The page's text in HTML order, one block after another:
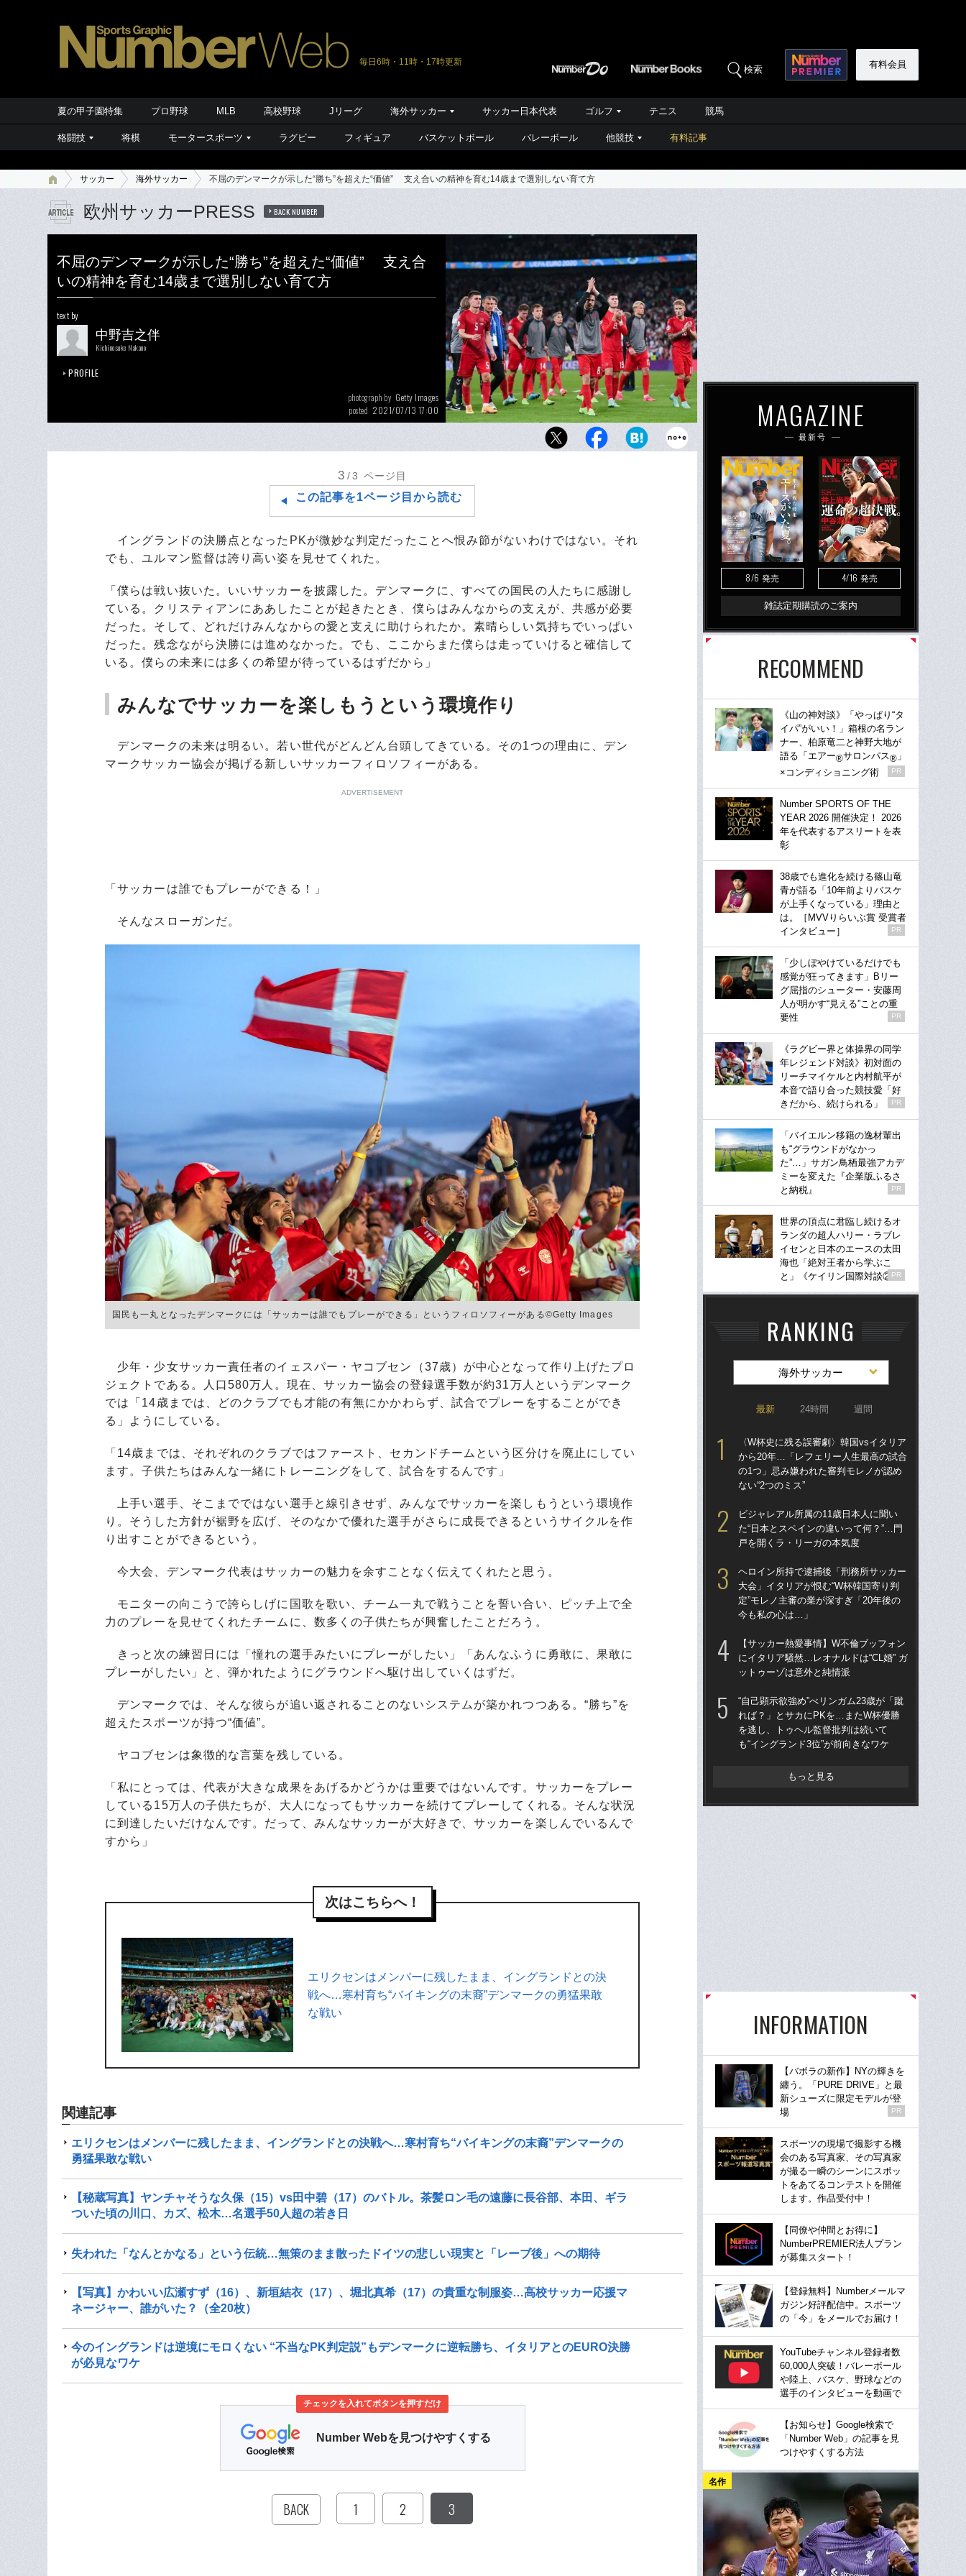
毎日6時・11時・17時更新
検索 有料会員
夏の甲子園特集 プロ野球 MLB 高校野球 Jリーグ 海外サッカー サッカー日本代表 ゴルフ テニス 競馬
格闘技 将棋 モータースポーツ ラグビー フィギュア バスケットボール バレーボール 他競技 有料記事
サッカー 海外サッカー 不屈のデンマークが示した“勝ち”を超えた“価値” 支え合いの精神を育む14歳まで選別しない育て方
欧州サッカーPRESS BACK NUMBER
不屈のデンマークが示した“勝ち”を超えた“価値” 支え合
いの精神を育む14歳まで選別しない育て方
text by
中野吉之伴
Kichinosuke Nakano
PROFILE
photograph by Getty Images
posted 2021/07/13 17:00
イングランドに敗れベスト4に終わったデンマーク。しか
3 /3 ページ目
この記事を1ページ目から読む
イングランドの決勝点となったPKが微妙な判定だったことへ恨み節がないわけではない。それ
でも、ユルマン監督は誇り高い姿を見せてくれた。
「僕らは戦い抜いた。いいサッカーを披露した。デンマークに、すべての国民の人たちに感謝し
ている。クリスティアンにああしたことが起きたとき、僕らはみんなからの支えが、共感が必要
だった。そして、どれだけみんなからの愛と支えに助けられたか。素晴らしい気持ちでいっぱい
だった。残念ながら決勝には進めなかった。でも、ここからまた僕らは走っていけると確信して
いる。僕らの未来には多くの希望が待っているはずだから」
みんなでサッカーを楽しもうという環境作り
デンマークの未来は明るい。若い世代がどんどん台頭してきている。その1つの理由に、デン
マークサッカー協会が掲げる新しいサッカーフィロソフィーがある。
ADVERTISEMENT
「サッカーは誰でもプレーができる！」
そんなスローガンだ。
国民も一丸となったデンマークには「サッカーは誰でもプレーができる」というフィロソフィーがある©Getty Images
少年・少女サッカー責任者のイェスパー・ヤコブセン（37歳）が中心となって作り上げたプロ
ジェクトである。人口580万人。現在、サッカー協会の登録選手数が約31万人というデンマーク
では「14歳までは、どのクラブでも才能の有無にかかわらず、試合でプレーをすることができ
る」ようにしている。
「14歳までは、それぞれのクラブではファースト、セカンドチームという区分けを廃止にしてい
ます。子供たちはみんな一緒にトレーニングをして、試合をするんです」
上手い選手、そこまでではない選手と線引きせず、みんなでサッカーを楽しもうという環境作
り。そうした方針が裾野を広げ、そのなかで優れた選手がさらに成長できるというサイクルを作
り出すことができるという。
今大会、デンマーク代表はサッカーの魅力を余すことなく伝えてくれたと思う。
モニターの向こうで誇らしげに国歌を歌い、チーム一丸で戦うことを誓い合い、ピッチ上で全
力のプレーを見せてくれたチームに、数多くの子供たちが興奮したことだろう。
きっと次の練習日には「憧れの選手みたいにプレーがしたい」「あんなふうに勇敢に、果敢に
プレーがしたい」と、弾かれたようにグラウンドへ駆け出していくはずだ。
デンマークでは、そんな彼らが追い返されることのないシステムが築かれつつある。“勝ち”を
超えたスポーツが持つ“価値”。
ヤコブセンは象徴的な言葉を残している。
「私にとっては、代表が大きな成果をあげるかどうかは重要ではないんです。サッカーをプレー
している15万人の子供たちが、大人になってもサッカーを続けてプレーしてくれる。そんな状況
に到達したいだけなんです。だって、みんなサッカーが大好きで、サッカーを楽しんでいるんで
すから」
次はこちらへ！
エリクセンはメンバーに残したまま、イングランドとの決
戦へ…寒村育ち“バイキングの末裔”デンマークの勇猛果敢
な戦い
関連記事
エリクセンはメンバーに残したまま、イングランドとの決戦へ…寒村育ち“バイキングの末裔”デンマークの
勇猛果敢な戦い
【秘蔵写真】ヤンチャそうな久保（15）vs田中碧（17）のバトル。茶髪ロン毛の遠藤に長谷部、本田、ギラ
ついた頃の川口、カズ、松木…名選手50人超の若き日
失われた「なんとかなる」という伝統…無策のまま散ったドイツの悲しい現実と「レーブ後」への期待
【写真】かわいい広瀬すず（16）、新垣結衣（17）、堀北真希（17）の貴重な制服姿…高校サッカー応援マ
ネージャー、誰がいた？（全20枚）
今のイングランドは逆境にモロくない “不当なPK判定説”もデンマークに逆転勝ち、イタリアとのEURO決勝
が必見なワケ
チェックを入れてボタンを押すだけ
Number Webを見つけやすくする
BACK 1 2 3
MAGAZINE
最新号
8/6 発売 4/16 発売
雑誌定期購読のご案内
RECOMMEND
《山の神対談》「やっぱり“タ
イパ”がいい！」箱根の名ラン
ナー、柏原竜二と神野大地が
語る「エアー®サロンパス® 」
×コンディショニング術
PR
Number SPORTS OF THE
YEAR 2026 開催決定！ 2026
年を代表するアスリートを表
彰
38歳でも進化を続ける篠山竜
青が語る「10年前よりバスケ
が上手くなっている」理由と
は。［MVVりらいぶ賞 受賞者
インタビュー］
PR
「少しぼやけているだけでも
感覚が狂ってきます」Bリー
グ屈指のシューター・安藤周
人が明かす“見える”ことの重
要性
PR
《ラグビー界と体操界の同学
年レジェンド対談》初対面の
リーチマイケルと内村航平が
本音で語り合った競技愛「好
きだから、続けられる」
PR
「バイエルン移籍の逸材輩出
も“グラウンドがなかっ
た”…」サガン鳥栖最強アカデ
ミーを変えた『企業版ふるさ
と納税』
PR
世界の頂点に君臨し続けるオ
ランダの超人ハリー・ラブレ
イセンと日本のエースの太田
海也「絶対王者から学ぶこ
と」《ケイリン国際対談②》
PR
RANKING
海外サッカー
最新 24時間 週間
〈W杯史に残る誤審劇〉韓国vsイタリア
から20年…「レフェリー人生最高の試合
の1つ」忌み嫌われた審判モレノが認め
ない“2つのミス”
ビジャレアル所属の11歳日本人に聞い
た“日本とスペインの違いって何？”…門
戸を開くラ・リーガの本気度
ヘロイン所持で逮捕後「刑務所サッカー
大会」イタリアが恨む“W杯韓国寄り判
定”モレノ主審の業が深すぎ「20年後の
今も私の心は…」
【サッカー熱愛事情】W不倫ブッフォン
にイタリア騒然…レオナルドは“CL婚” ガ
ットゥーゾは意外と純情派
“自己顕示欲強め”べリンガム23歳が「蹴
れば？」とサカにPKを…またW杯優勝
を逃し、トゥヘル監督批判は続いて
も“イングランド3位”が前向きなワケ
もっと見る
INFORMATION
【バボラの新作】NYの輝きを
纏う。「PURE DRIVE」と最
新シューズに限定モデルが登
場
PR
スポーツの現場で撮影する機
会のある写真家、その写真家
が撮る一瞬のシーンにスポッ
トをあてるコンテストを開催
します。作品受付中！
【同僚や仲間とお得に】
NumberPREMIER法人プラン
が募集スタート！
【登録無料】Numberメールマ
ガジン好評配信中。スポーツ
の「今」をメールでお届け！
YouTubeチャンネル登録者数
60,000人突破！バレーボール
や陸上、バスケ、野球などの
選手のインタビューを動画で
【お知らせ】Google検索で
「Number Web」の記事を見
つけやすくする方法
名作